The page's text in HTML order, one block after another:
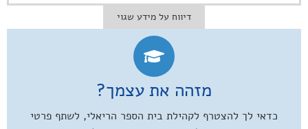
דיווח על מידע שגוי
מזהה את עצמך?
כדאי לך להצטרף לקהילת בית הספר הריאלי, לשתף פרטי